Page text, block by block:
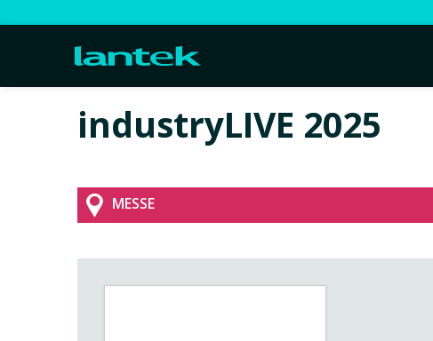
industryLIVE 2025
MESSE